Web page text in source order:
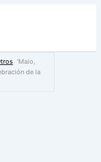
‘Maio,
de la